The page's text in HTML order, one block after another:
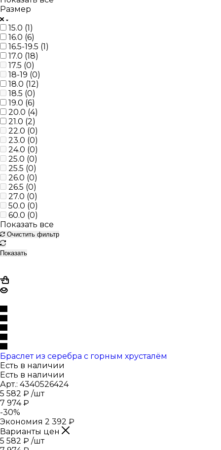
Размер
15.0 (1)
16.0 (6)
16.5-19.5 (1)
17.0 (18)
17.5 (0)
18-19 (0)
18.0 (12)
18.5 (0)
19.0 (6)
20.0 (4)
21.0 (2)
22.0 (0)
23.0 (0)
24.0 (0)
25.0 (0)
25.5 (0)
26.0 (0)
26.5 (0)
27.0 (0)
50.0 (0)
60.0 (0)
Показать все
Очистить фильтр
Показать
Браслет из серебра с горным хрусталём
Есть в наличии
Есть в наличии
Арт.: 4340526424
5 582 ₽ /шт
7 974₽
-30%
Экономия 2 392 ₽
Варианты цен
5 582 ₽ /шт